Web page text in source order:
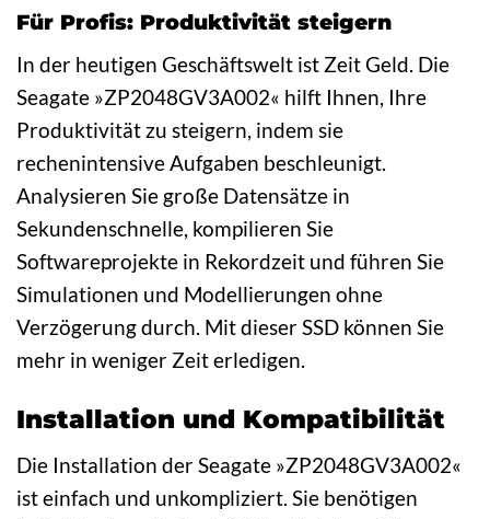
Für Profis: Produktivität steigern
In der heutigen Geschäftswelt ist Zeit Geld. Die
Seagate »ZP2048GV3A002« hilft Ihnen, Ihre
Produktivität zu steigern, indem sie
rechenintensive Aufgaben beschleunigt.
Analysieren Sie große Datensätze in
Sekundenschnelle, kompilieren Sie
Softwareprojekte in Rekordzeit und führen Sie
Simulationen und Modellierungen ohne
Verzögerung durch. Mit dieser SSD können Sie
mehr in weniger Zeit erledigen.
Installation und Kompatibilität
Die Installation der Seagate »ZP2048GV3A002«
ist einfach und unkompliziert. Sie benötigen